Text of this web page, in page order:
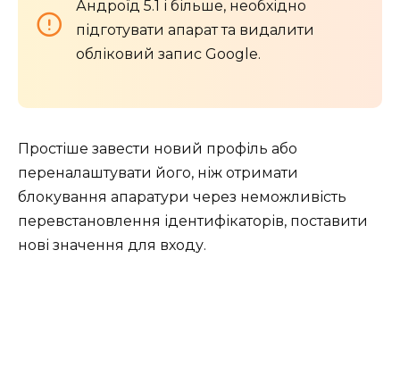
Андроїд 5.1 і більше, необхідно
підготувати апарат та видалити
обліковий запис Google.
Простіше завести новий профіль або
переналаштувати його, ніж отримати
блокування апаратури через неможливість
перевстановлення ідентифікаторів, поставити
нові значення для входу.